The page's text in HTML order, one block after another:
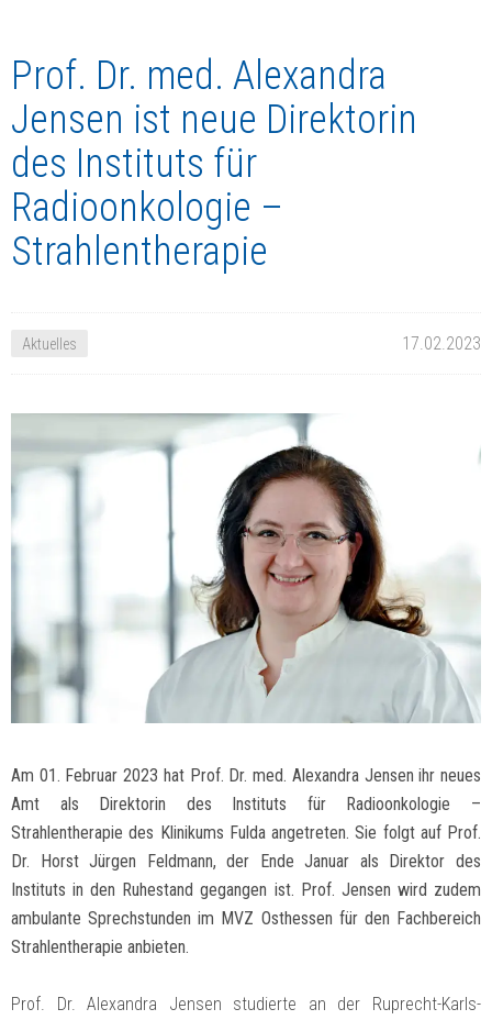
Prof. Dr. med. Alexandra
Jensen ist neue Direktorin
des Instituts für
Radioonkologie –
Strahlentherapie
Aktuelles 17.02.2023
Am 01. Februar 2023 hat Prof. Dr. med. Alexandra Jensen ihr neues
Amt als Direktorin des Instituts für Radioonkologie –
Strahlentherapie des Klinikums Fulda angetreten. Sie folgt auf Prof.
Dr. Horst Jürgen Feldmann, der Ende Januar als Direktor des
Instituts in den Ruhestand gegangen ist. Prof. Jensen wird zudem
ambulante Sprechstunden im MVZ Osthessen für den Fachbereich
Strahlentherapie anbieten.
Prof. Dr. Alexandra Jensen studierte an der Ruprecht-Karls-